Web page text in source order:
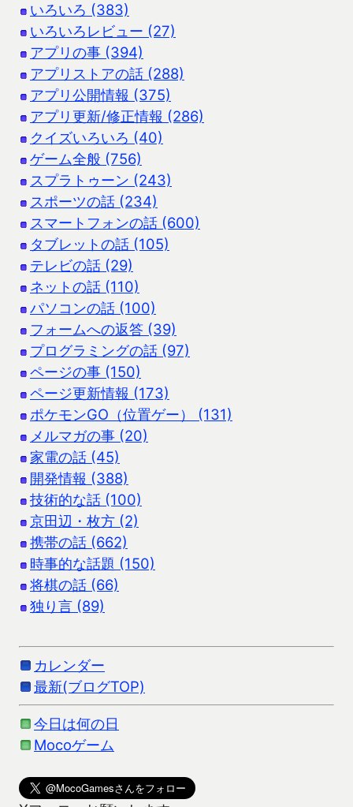
いろいろ (383)
いろいろレビュー (27)
アプリの事 (394)
アプリストアの話 (288)
アプリ公開情報 (375)
アプリ更新/修正情報 (286)
クイズいろいろ (40)
ゲーム全般 (756)
スプラトゥーン (243)
スポーツの話 (234)
スマートフォンの話 (600)
タブレットの話 (105)
テレビの話 (29)
ネットの話 (110)
パソコンの話 (100)
フォームへの返答 (39)
プログラミングの話 (97)
ページの事 (150)
ページ更新情報 (173)
ポケモンGO（位置ゲー） (131)
メルマガの事 (20)
家電の話 (45)
開発情報 (388)
技術的な話 (100)
京田辺・枚方 (2)
携帯の話 (662)
時事的な話題 (150)
将棋の話 (66)
独り言 (89)
カレンダー
最新(ブログTOP)
今日は何の日
Mocoゲーム